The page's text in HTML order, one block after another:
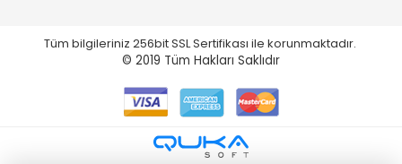
Tüm bilgileriniz 256bit SSL Sertifikası ile korunmaktadır.
© 2019 Tüm Hakları Saklıdır